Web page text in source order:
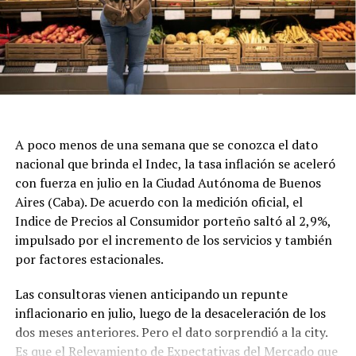
A poco menos de una semana que se conozca el dato
nacional que brinda el Indec, la tasa inflación se aceleró
con fuerza en julio en la Ciudad Autónoma de Buenos
Aires (Caba). De acuerdo con la medición oficial, el
Indice de Precios al Consumidor porteño saltó al 2,9%,
impulsado por el incremento de los servicios y también
por factores estacionales.
Las consultoras vienen anticipando un repunte
inflacionario en julio, luego de la desaceleración de los
dos meses anteriores. Pero el dato sorprendió a la city.
Es que el Relevamiento de Expectativas del Mercado que